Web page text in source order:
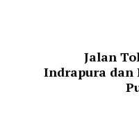
Jalan
Indrapura dan